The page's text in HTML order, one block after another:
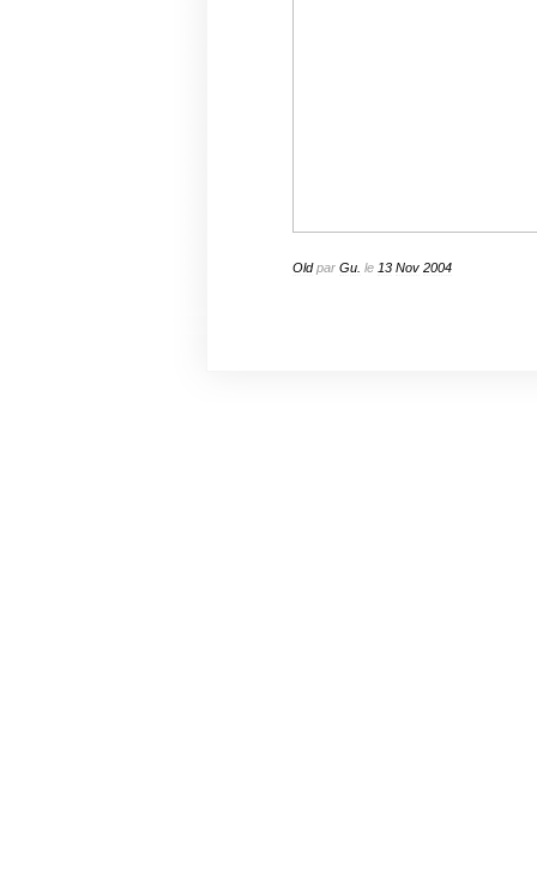
Oldpar Gu. le 13 Nov 2004